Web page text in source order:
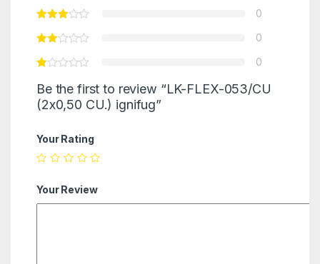
0
0
0
Be the first to review “LK-FLEX-053/CU
(2х0,50 CU.) ignifug”
Your Rating
Your Review